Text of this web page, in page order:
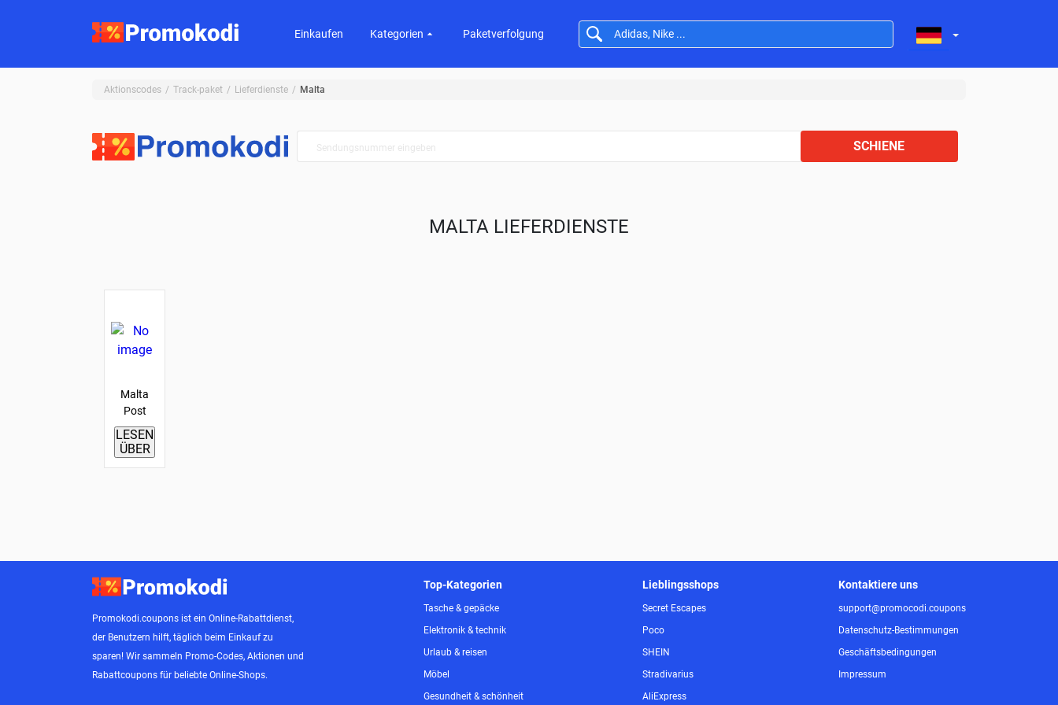
Einkaufen Kategorien Paketverfolgung
Aktionscodes Track-paket Lieferdienste Malta
SCHIENE
MALTA LIEFERDIENSTE
Malta
Post
LESEN
ÜBER
Promokodi.coupons ist ein Online-Rabattdienst,
der Benutzern hilft, täglich beim Einkauf zu
sparen! Wir sammeln Promo-Codes, Aktionen und
Rabattcoupons für beliebte Online-Shops.
Top-Kategorien
Tasche & gepäcke
Elektronik & technik
Urlaub & reisen
Möbel
Gesundheit & schönheit
Lieblingsshops
Secret Escapes
Poco
SHEIN
Stradivarius
AliExpress
Kontaktiere uns
support@promocodi.coupons
Datenschutz-Bestimmungen
Geschäftsbedingungen
Impressum